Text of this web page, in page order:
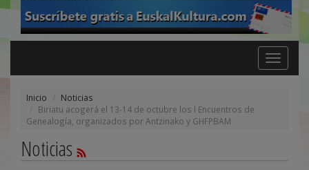
Toggle
navigation
Inicio
Noticias
Biriatu acogerá el 13-14 de octubre los I Encuentros de
Genealogía, organizados por Antzinako y GHFPBAM
Noticias